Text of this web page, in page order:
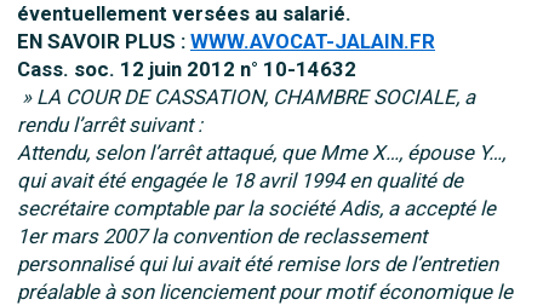
éventuellement versées au salarié.
EN SAVOIR PLUS : WWW.AVOCAT-JALAIN.FR
Cass. soc. 12 juin 2012 n° 10-14632
» LA COUR DE CASSATION, CHAMBRE SOCIALE, a
rendu l’arrêt suivant :
Attendu, selon l’arrêt attaqué, que Mme X…, épouse Y…,
qui avait été engagée le 18 avril 1994 en qualité de
secrétaire comptable par la société Adis, a accepté le
1er mars 2007 la convention de reclassement
personnalisé qui lui avait été remise lors de l’entretien
préalable à son licenciement pour motif économique le